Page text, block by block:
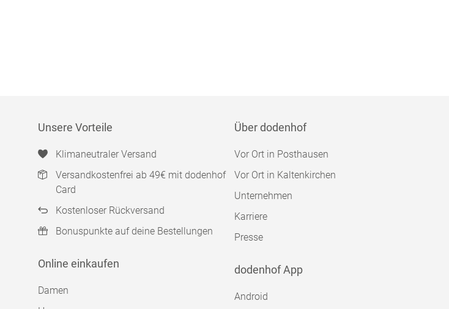
Unsere Vorteile
Klimaneutraler Versand
Versandkostenfrei ab 49€ mit dodenhof
Card
Kostenloser Rückversand
Bonuspunkte auf deine Bestellungen
Online einkaufen
Damen
Über dodenhof
Vor Ort in Posthausen
Vor Ort in Kaltenkirchen
Unternehmen
Karriere
Presse
dodenhof App
Android